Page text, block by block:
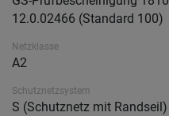
12.0.02466 (Standard 100)
Netzklasse
A2
Schutznetzsystem
S (Schutznetz mit Randseil)